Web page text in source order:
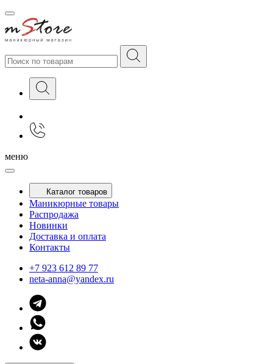
меню
Каталог товаров
Маникюрные товары
Распродажа
Новинки
Доставка и оплата
Контакты
+7 923 612 89 77
neta-anna@yandex.ru